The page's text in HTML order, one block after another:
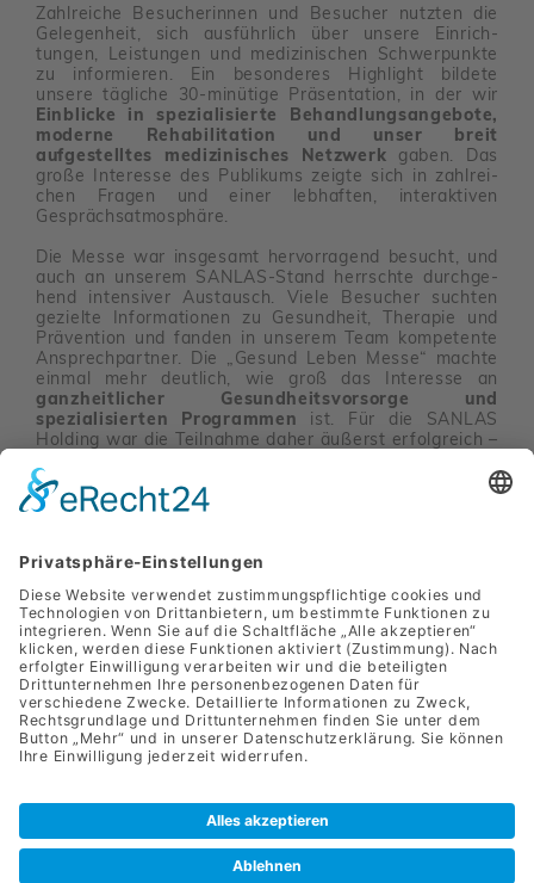
Zahl­reiche Besu­che­rinnen und Besu­cher nutzten die
Gele­gen­heit, sich ausführ­lich über unsere Einrich­
tungen, Leis­tungen und medi­zi­ni­schen Schwer­punkte
zu infor­mieren. Ein beson­deres High­light bildete
unsere tägliche 30-minü­tige Präsen­ta­tion, in der wir
Einblicke in spezialisierte Behandlungsangebote,
moderne Rehabilitation und unser breit
aufgestelltes medizinisches Netzwerk gaben. Das
große Inter­esse des Publi­kums zeigte sich in zahl­rei­
chen Fragen und einer lebhaften, inter­ak­tiven
Gesprächs­at­mo­sphäre.
Die Messe war insge­samt hervor­ra­gend besucht, und
auch an unserem SANLAS-Stand herrschte durch­ge­
hend inten­siver Austausch. Viele Besu­cher suchten
gezielte Infor­ma­tionen zu Gesund­heit, Therapie und
Präven­tion und fanden in unserem Team kompe­tente
Ansprech­partner. Die „Gesund Leben Messe“ machte
einmal mehr deut­lich, wie groß das Inter­esse an
ganzheitlicher Gesundheitsvorsorge und
spezialisierten Programmen ist. Für die SANLAS
Holding war die Teil­nahme daher äußerst erfolg­reich –
Kontakten und einem regen Austausch
mit
Menschen, die aktiv etwas für ihr Wohl­be­finden tun
Zurück
Privatklinik Leech GmbH
Hugo Wolf Gasse 2 - 4
8010 Graz
Barrie­re­freier Zugang
+43(0) 316 / 3632-0
office@privatklinik-leech.at
Presse
Impressum
Daten­schutz
Meldung von Hinweisen